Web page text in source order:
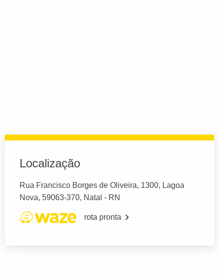
Localização
Rua Francisco Borges de Oliveira, 1300, Lagoa
Nova, 59063-370, Natal - RN
rota pronta